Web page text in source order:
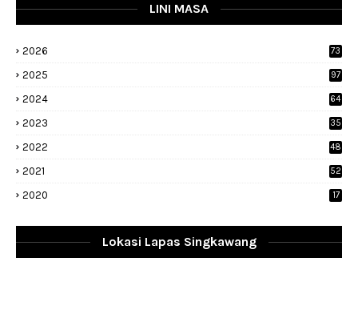
LINI MASA
2026 73
2025 97
2024 64
2023
35
2022
48
2021 52
2020 17
Lokasi Lapas Singkawang